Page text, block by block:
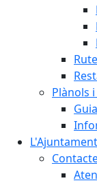
Plànols
L'Ajuntament